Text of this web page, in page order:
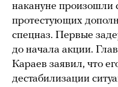
накануне произошли
протестующих
спецназ. Первые
до начала акции.
Караев заявил, что
дестабилизации